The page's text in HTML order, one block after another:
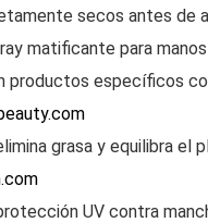
secos antes de
matificante para
productos específicos
grasa y equilibra el
UV contra